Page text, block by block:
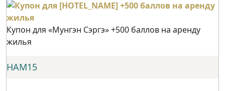
Купон для «Мунгэн Сэргэ» +500 баллов на аренду
жилья
НАМ15